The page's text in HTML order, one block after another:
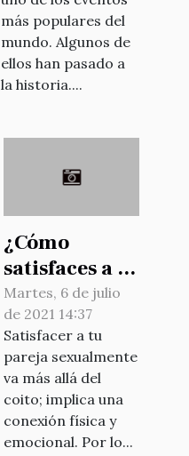
más populares del
mundo. Algunos de
ellos han pasado a
la historia....
¿Cómo
satisfaces a tu
pareja
sexualmente?
Martes, 6 de julio
de 2021 14:37
Satisfacer a tu
pareja sexualmente
va más allá del
coito; implica una
conexión física y
emocional. Por lo...